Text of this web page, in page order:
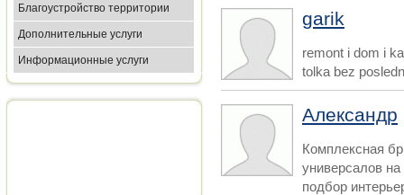
Благоустройство территории
Дополнительные услуги
Информационные услуги
garik
remont i dom i
tolka bez
Александр
Комплексная
универсалов
подбор